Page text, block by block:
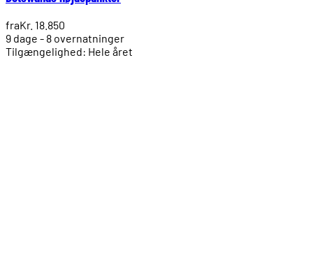
fraKr. 18.850
9 dage - 8 overnatninger
Tilgængelighed: Hele året